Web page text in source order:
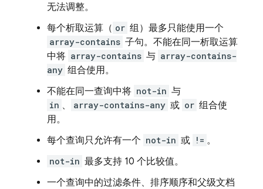
无法调整。
每个析取运算（ or 组）最多只能使用一个
array-contains 子句。不能在同一析取运算
中将 array-contains 与 array-contains-
any 组合使用。
不能在同一查询中将 not-in 与
in 、 array-contains-any 或 or 组合使
用。
每个查询只允许有一个 not-in 或 != 。
not-in 最多支持 10 个比较值。
一个查询中的过滤条件、排序顺序和父级文档